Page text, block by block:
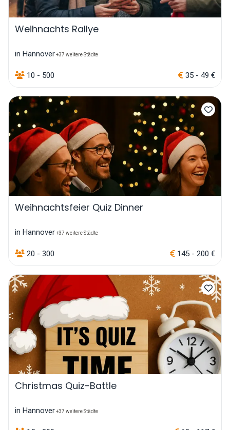
Weihnachts Rallye
in Hannover+37 weitere Städte
10 - 500 35 - 49 €
Weihnachtsfeier Quiz Dinner
in Hannover+37 weitere Städte
20 - 300 145 - 200 €
Christmas Quiz-Battle
in Hannover+37 weitere Städte